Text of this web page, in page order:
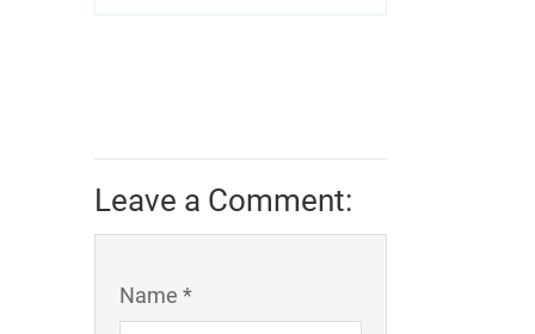
Leave a Comment:
Name *